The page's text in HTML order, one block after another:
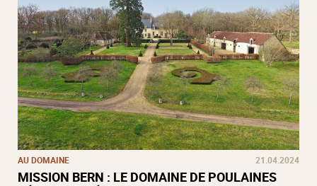
AU DOMAINE 21.04.2024
MISSION BERN : LE DOMAINE DE POULAINES